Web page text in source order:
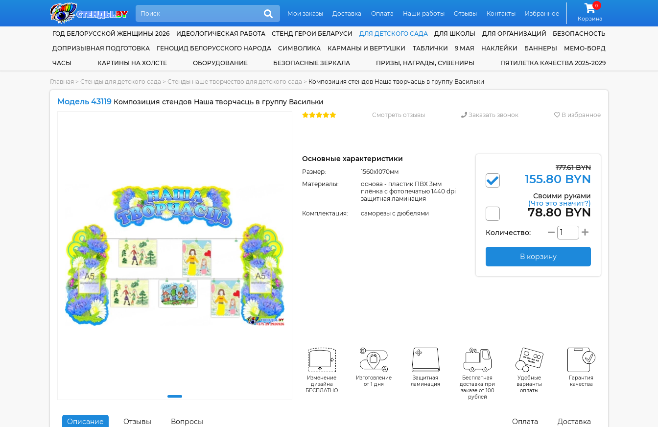
Мои заказы Доставка Оплата Наши работы Отзывы Контакты Избранное
0
Корзина
ГОД БЕЛОРУССКОЙ ЖЕНЩИНЫ 2026 ИДЕОЛОГИЧЕСКАЯ РАБОТА СТЕНД ГЕРОИ БЕЛАРУСИ ДЛЯ ДЕТСКОГО САДА ДЛЯ ШКОЛЫ ДЛЯ ОРГАНИЗАЦИЙ
БЕЗОПАСНОСТЬ
ДОПРИЗЫВНАЯ ПОДГОТОВКА
ГЕНОЦИД БЕЛОРУССКОГО НАРОДА СИМВОЛИКА КАРМАНЫ И ВЕРТУШКИ ТАБЛИЧКИ 9 МАЯ НАКЛЕЙКИ БАННЕРЫ
МЕМО-БОРД
ЧАСЫ
КАРТИНЫ НА ХОЛСТЕ ОБОРУДОВАНИЕ БЕЗОПАСНЫЕ ЗЕРКАЛА ПРИЗЫ, НАГРАДЫ, СУВЕНИРЫ ПЯТИЛЕТКА КАЧЕСТВА 2025-2029
Главная > Стенды для детского сада > Стенды наше творчество для детского сада > Композиция стендов Наша творчасць в группу Васильки
Модель 43119 Композиция стендов Наша творчасць в группу Васильки
Смотреть отзывы Заказать звонок В избранное
Основные характеристики
Размер:
1560x1070мм
Материалы:
основа - пластик ПВХ 3мм
плёнка с фотопечатью 1440 dpi
защитная ламинация
Комплектация:
cаморезы с дюбелями
177.61 BYN
155.80 BYN
Своими руками
(Что это значит?)
78.80 BYN
Количество:
В корзину
Изменение
дизайна
БЕСПЛАТНО
Изготовление
от 1 дня
Защитная
ламинация
Бесплатная
доставка при
заказе от 100
рублей
Удобные
варианты
оплаты
Гарантия
качества
Описание Отзывы Вопросы Оплата Доставка